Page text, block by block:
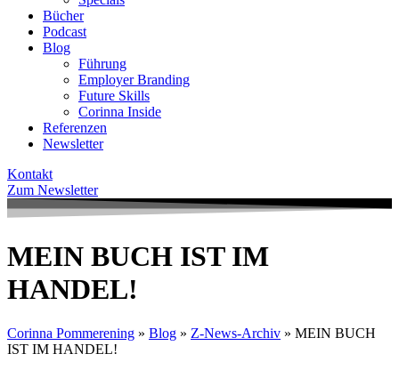
Bücher
Podcast
Blog
Führung
Employer Branding
Future Skills
Corinna Inside
Referenzen
Newsletter
Kontakt
Zum Newsletter
MEIN BUCH IST IM
HANDEL!
Corinna Pommerening » Blog » Z-News-Archiv » MEIN BUCH
IST IM HANDEL!